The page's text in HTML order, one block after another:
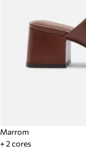
Marrom
+ 2 cores